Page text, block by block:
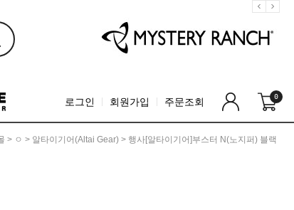
로그인 회원가입 주문조회 0
> ㅇ > 알타이기어(Altai Gear) > 행사[알타이기어]부스터 N(노지퍼) 블랙